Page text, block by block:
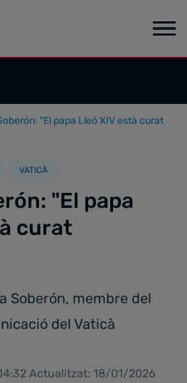
"El papa Lleó XIV està curat
VATICÀ
"El papa
curat
Soberón, membre del
del Vaticà
Actualitzat: 18/01/2026